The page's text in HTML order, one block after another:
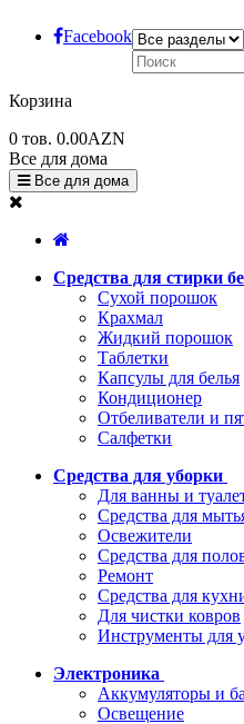
Facebook
Корзина
0 тов. 0.00AZN
Все для дома
Все для дома
Средства для стирки
Сухой порошок
Крахмал
Жидкий порошок
Таблетки
Капсулы для белья
Кондиционер
Отбеливатели и
Салфетки
Средства для уборки
Для ванны и
Средства для
Освежители
Средства для
Ремонт
Средства для
Для чистки ковров
Инструменты для
Электроника
Аккумуляторы и
Освещение